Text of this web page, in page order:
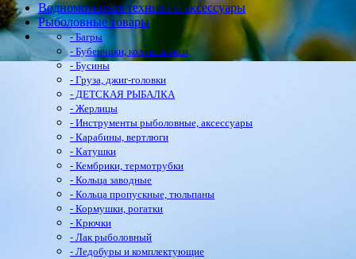
Водномоторная техника и аксессуары
Рыболовные товары
- Багры
- Бубенчики, колокольчики
- Бусины
- Груза, джиг-головки
- ДЕТСКАЯ РЫБАЛКА
- Жерлицы
- Инструменты рыболовные, аксессуары
- Карабины, вертлюги
- Катушки
- Кембрики, термотрубки
- Кольца заводные
- Кольца пропускные, тюльпаны
- Кормушки, рогатки
- Крючки
- Лак рыболовный
- Ледобуры и комплектующие